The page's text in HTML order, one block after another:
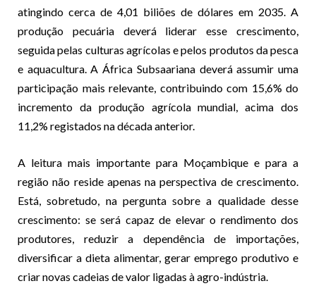
atingindo cerca de 4,01 biliões de dólares em 2035. A
produção pecuária deverá liderar esse crescimento,
seguida pelas culturas agrícolas e pelos produtos da pesca
e aquacultura. A África Subsaariana deverá assumir uma
participação mais relevante, contribuindo com 15,6% do
incremento da produção agrícola mundial, acima dos
11,2% registados na década anterior.
A leitura mais importante para Moçambique e para a
região não reside apenas na perspectiva de crescimento.
Está, sobretudo, na pergunta sobre a qualidade desse
crescimento: se será capaz de elevar o rendimento dos
produtores, reduzir a dependência de importações,
diversificar a dieta alimentar, gerar emprego produtivo e
criar novas cadeias de valor ligadas à agro-indústria.